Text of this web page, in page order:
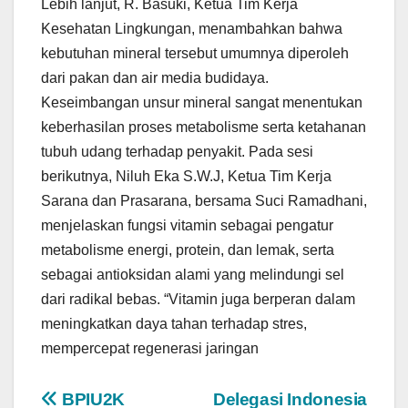
Lebih lanjut, R. Basuki, Ketua Tim Kerja
Kesehatan Lingkungan, menambahkan bahwa
kebutuhan mineral tersebut umumnya diperoleh
dari pakan dan air media budidaya.
Keseimbangan unsur mineral sangat menentukan
keberhasilan proses metabolisme serta ketahanan
tubuh udang terhadap penyakit. Pada sesi
berikutnya, Niluh Eka S.W.J, Ketua Tim Kerja
Sarana dan Prasarana, bersama Suci Ramadhani,
menjelaskan fungsi vitamin sebagai pengatur
metabolisme energi, protein, dan lemak, serta
sebagai antioksidan alami yang melindungi sel
dari radikal bebas. “Vitamin juga berperan dalam
meningkatkan daya tahan terhadap stres,
mempercepat regenerasi jaringan
Delegasi Indonesia
BPIU2K